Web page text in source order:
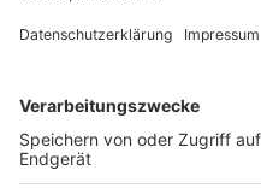
Ukraine
Die Abstimmung ist
wurden insgesamt501